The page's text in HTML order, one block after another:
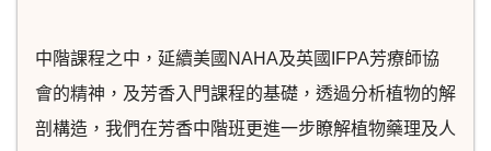
中階課程之中，延續美國NAHA及英國IFPA芳療師協
會的精神，及芳香入門課程的基礎，透過分析植物的解
剖構造，我們在芳香中階班更進一步瞭解植物藥理及人